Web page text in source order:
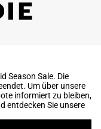
Season Sale. Die
Um über unsere
informiert zu bleiben,
entdecken Sie unsere